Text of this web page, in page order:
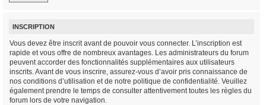
INSCRIPTION
Vous devez être inscrit avant de pouvoir vous connecter. L’inscription est
rapide et vous offre de nombreux avantages. Les administrateurs du forum
peuvent accorder des fonctionnalités supplémentaires aux utilisateurs
inscrits. Avant de vous inscrire, assurez-vous d’avoir pris connaissance de
nos conditions d’utilisation et de notre politique de confidentialité. Veuillez
également prendre le temps de consulter attentivement toutes les règles du
forum lors de votre navigation.